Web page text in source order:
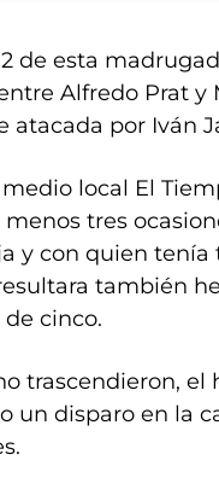
de esta
Alfredo Prat y
por Iván
local El
tres
y con quien tenía
también
cinco.
trascendieron, el
un disparo en la